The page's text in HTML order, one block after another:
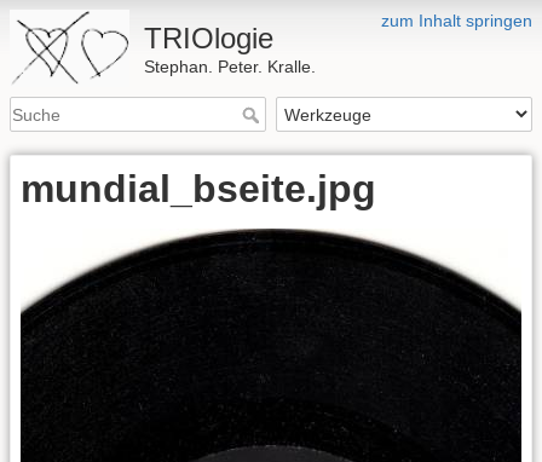
zum Inhalt springen
TRIOlogie
Stephan. Peter. Kralle.
mundial_bseite.jpg